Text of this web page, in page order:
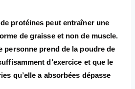
protéines peut entraîner une
de graisse et non de muscle.
personne prend de la poudre de
d’exercice et que le
qu’elle a absorbées dépasse